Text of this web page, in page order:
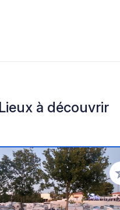
Lieux à découvrir